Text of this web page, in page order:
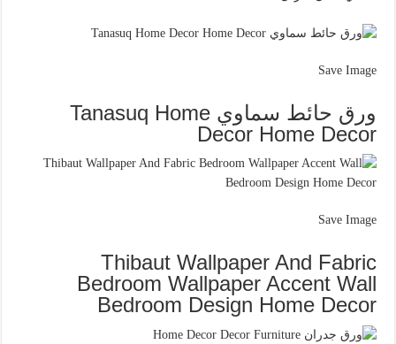
Save Image
ورق حائط سماوي Tanasuq Home
Decor Home Decor
Save Image
Thibaut Wallpaper And Fabric
Bedroom Wallpaper Accent Wall
Bedroom Design Home Decor